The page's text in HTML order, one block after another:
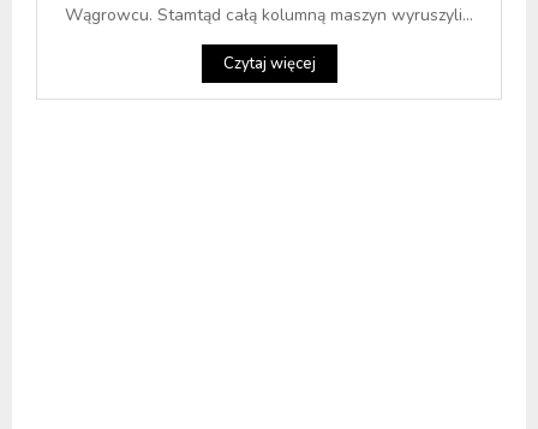
Wągrowcu. Stamtąd całą kolumną maszyn wyruszyli...
Czytaj więcej